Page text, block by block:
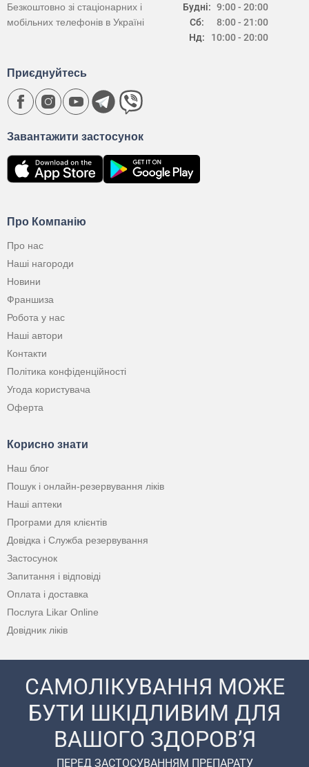
Будні:
Сб:
Нд:
9:00 - 20:00
8:00 - 21:00
10:00 - 20:00
Безкоштовно зі стаціонарних і
мобільних телефонів в Україні
Про Компанію
Про нас
Наші нагороди
Новини
Франшиза
Робота у нас
Наші автори
Контакти
Політика конфіденційності
Угода користувача
Оферта
Корисно знати
Наш блог
Пошук і онлайн-резервування ліків
Наші аптеки
Програми для клієнтів
Довідка і Служба резервування
Застосунок
Запитання і відповіді
Оплата і доставка
Послуга Likar Online
Довідник ліків
Завантажити застосунок
Приєднуйтесь
САМОЛІКУВАННЯ МОЖЕ
БУТИ ШКІДЛИВИМ ДЛЯ
ВАШОГО ЗДОРОВ’Я
ПЕРЕД ЗАСТОСУВАННЯМ ПРЕПАРАТУ